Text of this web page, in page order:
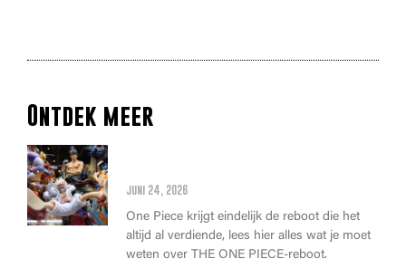
Ontdek meer
juni 24, 2026
One Piece krijgt eindelijk de reboot die het
altijd al verdiende, lees hier alles wat je moet
weten over THE ONE PIECE-reboot.